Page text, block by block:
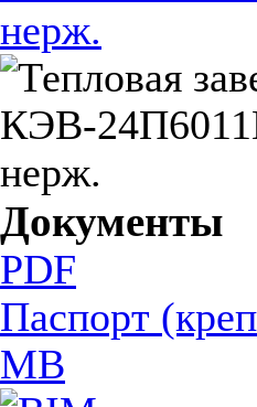
Документы
PDF
Паспорт
MB